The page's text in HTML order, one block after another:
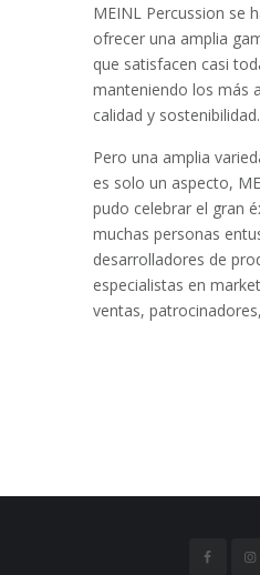
MEINL Percussion se
ofrecer una amplia
que satisfacen casi
manteniendo los más
calidad y sostenibilidad.
Pero una amplia
es solo un aspecto,
pudo celebrar el gran
muchas personas
desarrolladores de
especialistas en
ventas,